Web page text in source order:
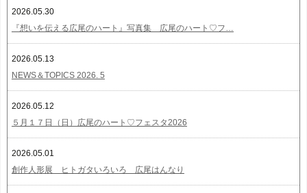
2026.05.30
『想いを伝える広尾のハート』写真集 広尾のハート♡フ…
2026.05.13
NEWS＆TOPICS 2026. 5
2026.05.12
５月１７日（日）広尾のハート♡フェスタ2026
2026.05.01
創作人形展 ヒトガタいろいろ 広尾はんなり